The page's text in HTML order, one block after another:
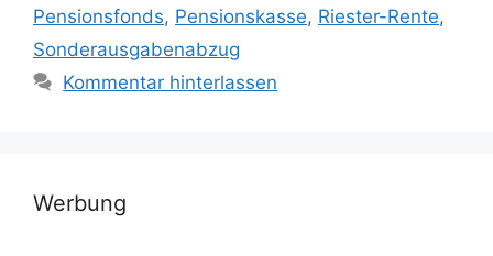
Pensionsfonds, Pensionskasse, Riester-Rente,
Sonderausgabenabzug
Kommentar hinterlassen
Werbung